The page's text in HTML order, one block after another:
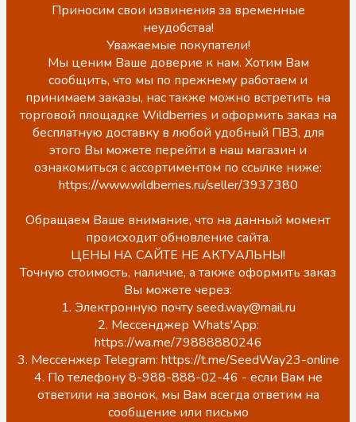
Приносим свои извинения за временные
неудобства!
Уважаемые покупатели!
Мы ценим Ваше доверие к нам. Хотим Вам
сообщить, что мы по прежнему работаем и
принимаем заказы, нас также можно встретить на
торговой площадке Wildberries и оформить заказ на
бесплатную доставку в любой удобный ПВЗ, для
этого Вы можете перейти в наш магазин и
ознакомиться с ассортиментом по ссылке ниже:
https://www.wildberries.ru/seller/3937380
Обращаем Ваше внимание, что на данный момент
происходит обновление сайта.
ЦЕНЫ НА САЙТЕ НЕ АКТУАЛЬНЫ!
Точную стоимость, наличие, а также оформить заказ
Вы можете через:
1. Электронную почту seed.way@mail.ru
2. Мессенджер Whats'App:
https://wa.me/79888880246
3. Мессенжер Telegram: https://t.me/SeedWay23-online
4. По телефону 8-988-888-02-46 - если Вам не
ответили на звонок, мы Вам всегда ответим на
сообщение или письмо